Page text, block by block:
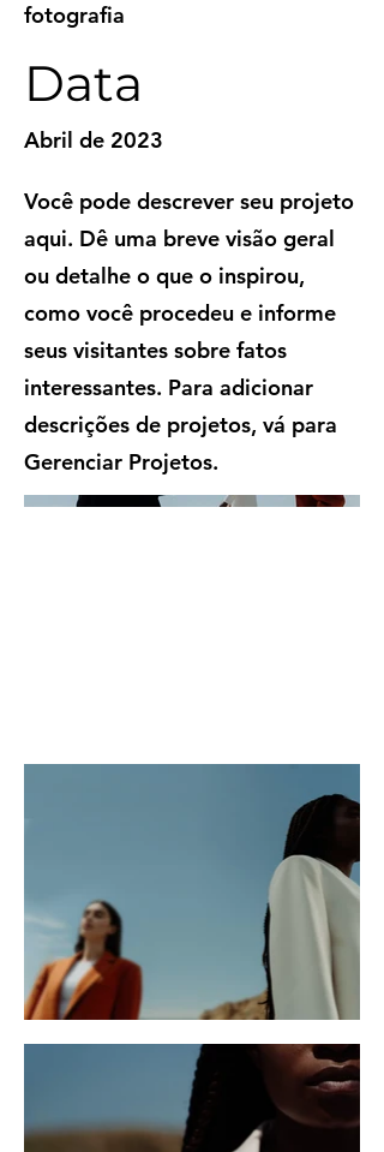
fotografia
Data
Abril de 2023
Você pode descrever seu projeto
aqui. Dê uma breve visão geral
ou detalhe o que o inspirou,
como você procedeu e informe
seus visitantes sobre fatos
interessantes. Para adicionar
descrições de projetos, vá para
Gerenciar Projetos.